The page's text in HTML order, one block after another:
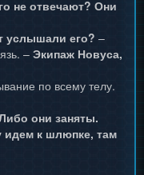
не отвечают? Они
услышали его? –
– Экипаж Новуса,
по всему телу.
они заняты.
идем к шлюпке, там